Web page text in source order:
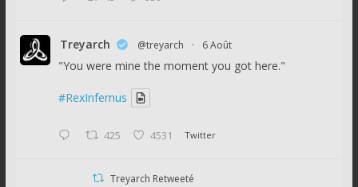
Treyarch @treyarch · 6 Août
"You were mine the moment you got here."
#RexInfernus
425 4531 Twitter
Treyarch Retweeté